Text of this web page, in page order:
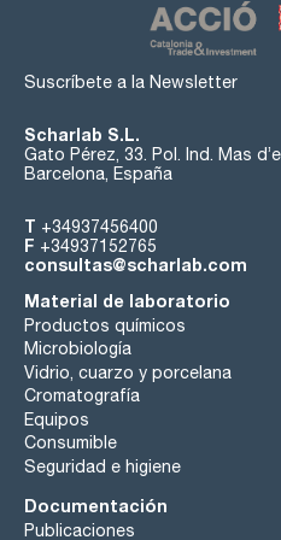
- Cabezal de Reflujo:
Distribuye el gas para la
- Agitación magnética integrada
agitación con el agitador
cada posición
Aplicaciones:
Optimización de carga.
Síntesis simple o paralela.
Screening de reactivo,
Estudios de cristalización.
https://www.radleys.com/
reaction-station
Suscríbete a la Newsletter
Scharlab S.L.
Gato Pérez, 33. Pol. Ind. Mas
Barcelona, España
T +34937456400
F +34937152765
consultas@scharlab.com
Material de laboratorio
Productos químicos
Microbiología
Vidrio, cuarzo y porcelana
Cromatografía
Equipos
Consumible
Seguridad e higiene
Documentación
Publicaciones